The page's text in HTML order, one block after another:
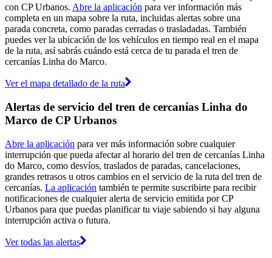
con CP Urbanos. Abre la aplicación para ver información más
completa en un mapa sobre la ruta, incluidas alertas sobre una
parada concreta, como paradas cerradas o trasladadas. También
puedes ver la ubicación de los vehículos en tiempo real en el mapa
de la ruta, así sabrás cuándo está cerca de tu parada el tren de
cercanías Linha do Marco.
Ver el mapa detallado de la ruta
Alertas de servicio del tren de cercanías Linha do
Marco de CP Urbanos
Abre la aplicación para ver más información sobre cualquier
interrupción que pueda afectar al horario del tren de cercanías Linha
do Marco, como desvíos, traslados de paradas, cancelaciones,
grandes retrasos u otros cambios en el servicio de la ruta del tren de
cercanías. La aplicación también te permite suscribirte para recibir
notificaciones de cualquier alerta de servicio emitida por CP
Urbanos para que puedas planificar tu viaje sabiendo si hay alguna
interrupción activa o futura.
Ver todas las alertas